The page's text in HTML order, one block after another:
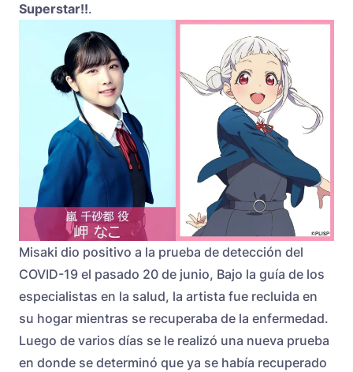
Superstar!!.
Misaki dio positivo a la prueba de detección del
COVID-19 el pasado 20 de junio, Bajo la guía de los
especialistas en la salud, la artista fue recluida en
su hogar mientras se recuperaba de la enfermedad.
Luego de varios días se le realizó una nueva prueba
en donde se determinó que ya se había recuperado